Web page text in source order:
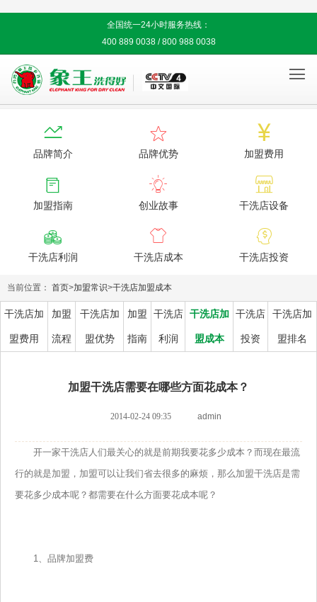
全国统一24小时服务热线：
400 889 0038 / 800 988 0038


品牌简介

品牌优势

加盟费用

加盟指南

创业故事

干洗店设备

干洗店利润

干洗店成本

干洗店投资
当前位置： 首页>加盟常识>干洗店加盟成本
干洗店加
盟费用
加盟
流程
干洗店加
盟优势
加盟
指南
干洗店
利润
干洗店加
盟成本
干洗店
投资
干洗店加
盟排名
加盟干洗店需要在哪些方面花成本？
2014-02-24 09:35 admin
开一家干洗店人们最关心的就是前期我要花多少成本？而现在最流
行的就是加盟，加盟可以让我们省去很多的麻烦，那么加盟干洗店是需
要花多少成本呢？都需要在什么方面要花成本呢？
1、品牌加盟费